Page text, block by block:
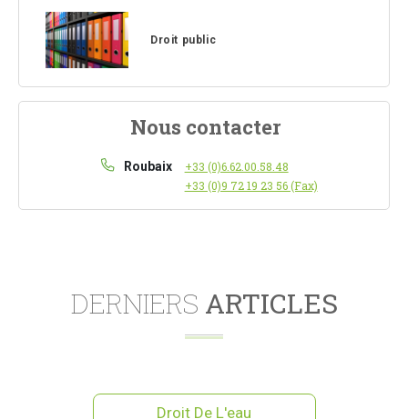
Droit public
Nous contacter
Roubaix
+33 (0)6.62.00.58.48
+33 (0)9 72 19 23 56 (Fax)
DERNIERS ARTICLES
Droit De L'eau